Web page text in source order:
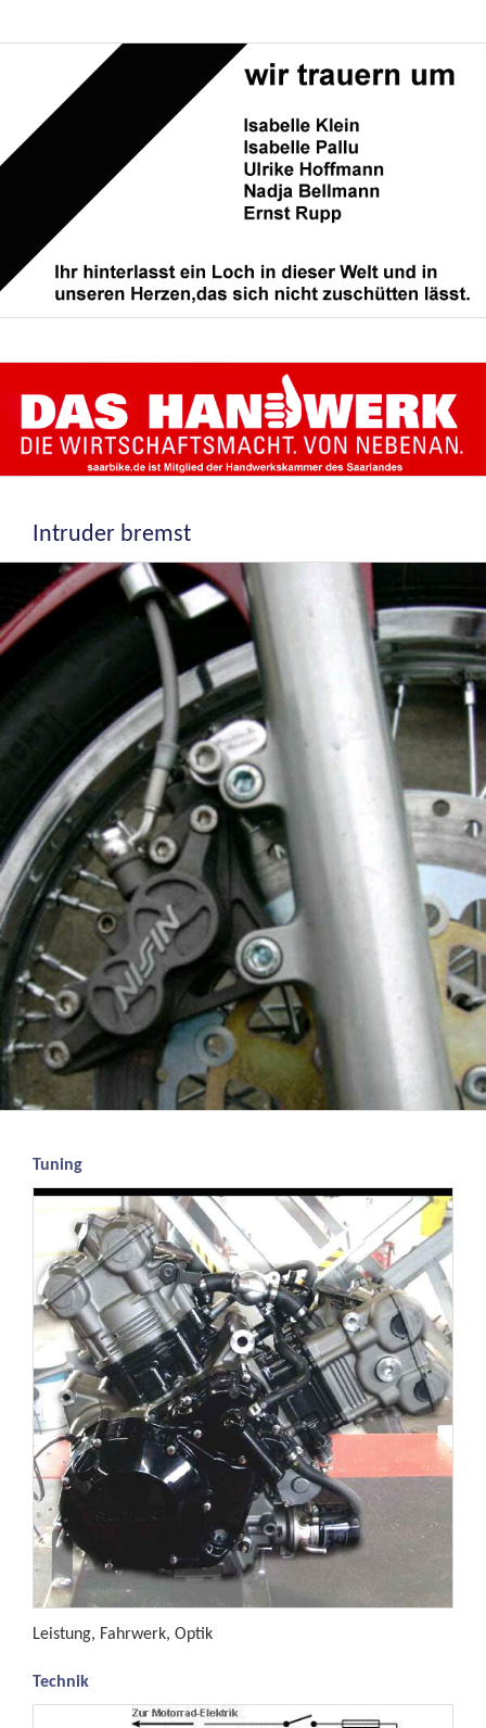
Intruder bremst
Tuning
Leistung, Fahrwerk, Optik
Technik